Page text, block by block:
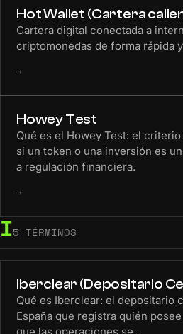
Hot Wallet (Cartera
Cartera digital conectada a
criptomonedas de forma rápida
→
Howey Test
Qué es el Howey Test: el
si un token o una inversión es
a regulación financiera.
→
I5 TÉRMINOS
Iberclear (Depositario
Qué es Iberclear: el depositario
España que registra quién